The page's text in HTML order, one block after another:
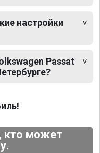
настройки
Passat
кто может